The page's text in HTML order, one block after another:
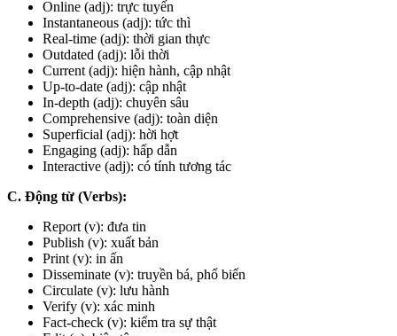
Online (adj): trực tuyến
Instantaneous (adj): tức thì
Real-time (adj): thời gian thực
Outdated (adj): lỗi thời
Current (adj): hiện hành, cập nhật
Up-to-date (adj): cập nhật
In-depth (adj): chuyên sâu
Comprehensive (adj): toàn diện
Superficial (adj): hời hợt
Engaging (adj): hấp dẫn
Interactive (adj): có tính tương tác
C. Động từ (Verbs):
Report (v): đưa tin
Publish (v): xuất bản
Print (v): in ấn
Disseminate (v): truyền bá, phổ biến
Circulate (v): lưu hành
Verify (v): xác minh
Fact-check (v): kiểm tra sự thật